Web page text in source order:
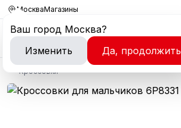
Москва
Ваш город Москва?
Изменить
Да, продолжить
Магазины
Кроссовки